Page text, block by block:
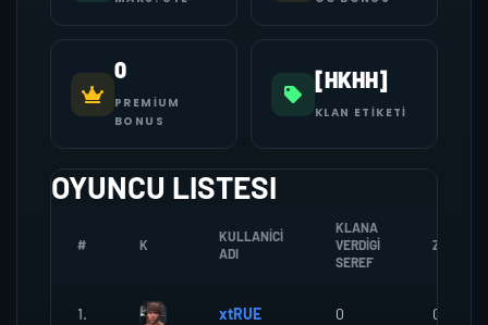
0
PREMIUM
BONUS
[HKHH]
KLAN ETIKETI
OYUNCU LISTESI
# K
KULLANICI
ADI
KLANA
VERDIGI
SEREF
ZOMBI
1. xtRUE 0 0